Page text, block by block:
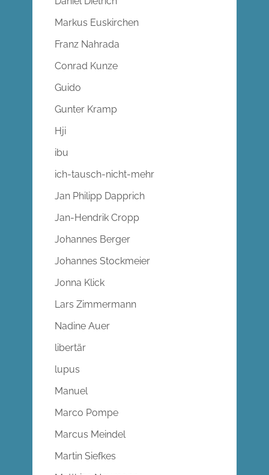
Markus Euskirchen
Franz Nahrada
Conrad Kunze
Guido
Gunter Kramp
Hji
ibu
ich-tausch-nicht-mehr
Jan Philipp Dapprich
Jan-Hendrik Cropp
Johannes Berger
Johannes Stockmeier
Jonna Klick
Lars Zimmermann
Nadine Auer
libertär
lupus
Manuel
Marco Pompe
Marcus Meindel
Martin Siefkes